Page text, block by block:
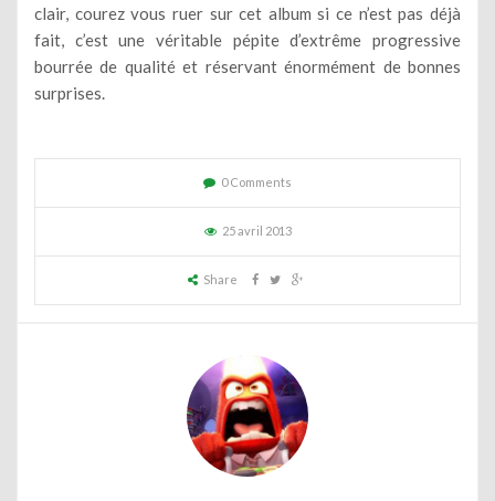
clair, courez vous ruer sur cet album si ce n’est pas déjà
fait, c’est une véritable pépite d’extrême progressive
bourrée de qualité et réservant énormément de bonnes
surprises.
0 Comments
25 avril 2013
Share